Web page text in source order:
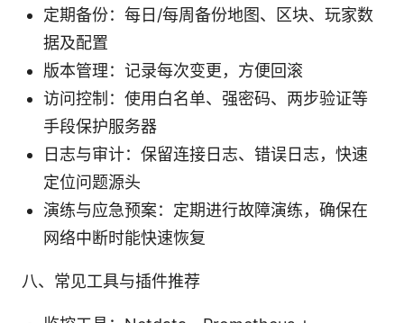
定期备份：每日/每周备份地图、区块、玩家数
据及配置
版本管理：记录每次变更，方便回滚
访问控制：使用白名单、强密码、两步验证等
手段保护服务器
日志与审计：保留连接日志、错误日志，快速
定位问题源头
演练与应急预案：定期进行故障演练，确保在
网络中断时能快速恢复
八、常见工具与插件推荐